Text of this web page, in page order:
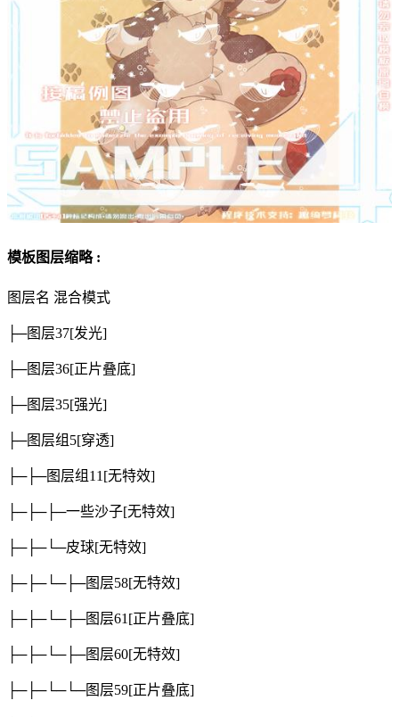
模板图层缩略 :
图层名 混合模式
├─图层37[发光]
├─图层36[正片叠底]
├─图层35[强光]
├─图层组5[穿透]
├─├─图层组11 [无特效]
├─├─├─一些沙子[无特效]
├─├─└─皮球[无特效]
├─├─└─├─图层58[无特效]
├─├─└─├─图层61 [正片叠底]
├─├─└─├─图层60[无特效]
├─├─└─└─图层59[正片叠底]